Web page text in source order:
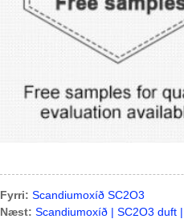
Fyrri: Scandiumoxíð SC2O3
Næst: Scandiumoxíð | SC2O3 duft